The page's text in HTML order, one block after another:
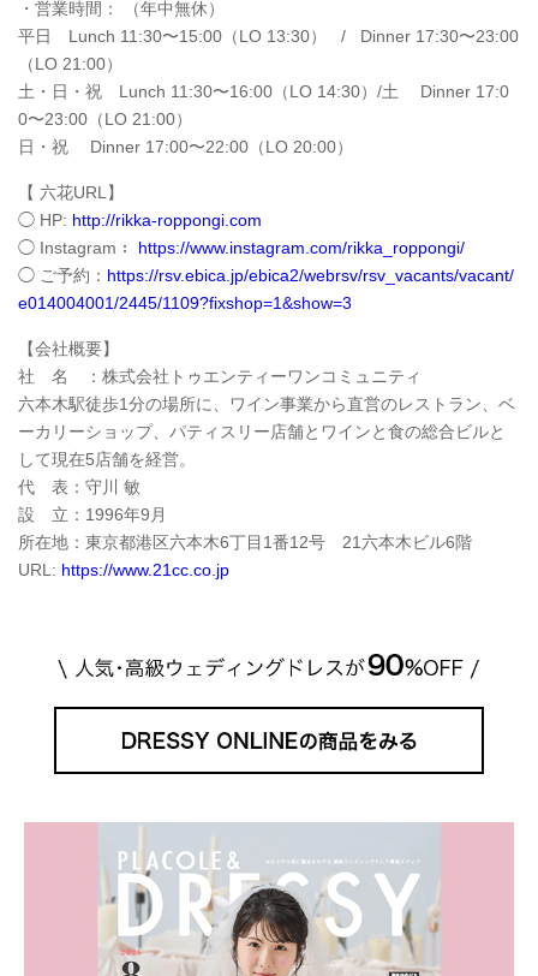
・営業時間： （年中無休）
平日 Lunch 11:30〜15:00（LO 13:30） / Dinner 17:30〜23:00
（LO 21:00）
土・日・祝 Lunch 11:30〜16:00（LO 14:30）/土 Dinner 17:0
0〜23:00（LO 21:00）
日・祝 Dinner 17:00〜22:00（LO 20:00）
【 六花URL】
◯ HP: http://rikka-roppongi.com
◯ Instagram： https://www.instagram.com/rikka_roppongi/
◯ ご予約： https://rsv.ebica.jp/ebica2/webrsv/rsv_vacants/vacant/
e014004001/2445/1109?fixshop=1&show=3
【会社概要】
社 名 ：株式会社トゥエンティーワンコミュニティ
六本木駅徒歩1分の場所に、ワイン事業から直営のレストラン、ベ
ーカリーショップ、パティスリー店舗とワインと食の総合ビルと
して現在5店舗を経営。
代 表：守川 敏
設 立：1996年9月
所在地：東京都港区六本木6丁目1番12号 21六本木ビル6階
URL: https://www.21cc.co.jp